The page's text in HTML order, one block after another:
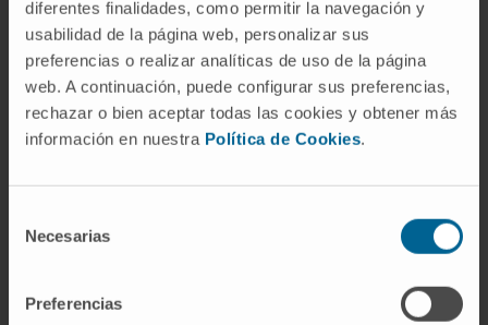
diferentes finalidades, como permitir la navegación y
usabilidad de la página web, personalizar sus
preferencias o realizar analíticas de uso de la página
web. A continuación, puede configurar sus preferencias,
rechazar o bien aceptar todas las cookies y obtener más
información en nuestra Política de Cookies.
Necesarias
Preferencias
reduce los riesgos y facilita su futura aplicación
clínica.
Como resultado de esta investigación, se ha
desarrollado una patente basada en la
citoquinas. Dicha patente cubre el uso de una IL-
33 modificada para mejorar las terapias celulares
contra el cáncer.
Estos resultados abren la puerta al desarrollo de
terapias más eficaces y seguras frente a tumores